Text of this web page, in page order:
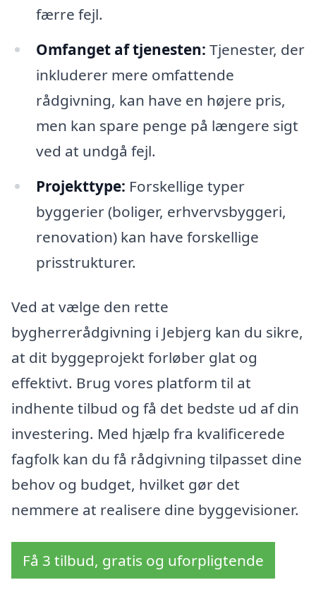
færre fejl.
Omfanget af tjenesten: Tjenester, der
inkluderer mere omfattende
rådgivning, kan have en højere pris,
men kan spare penge på længere sigt
ved at undgå fejl.
Projekttype: Forskellige typer
byggerier (boliger, erhvervsbyggeri,
renovation) kan have forskellige
prisstrukturer.
Ved at vælge den rette
bygherrerådgivning i Jebjerg kan du sikre,
at dit byggeprojekt forløber glat og
effektivt. Brug vores platform til at
indhente tilbud og få det bedste ud af din
investering. Med hjælp fra kvalificerede
fagfolk kan du få rådgivning tilpasset dine
behov og budget, hvilket gør det
nemmere at realisere dine byggevisioner.
Få 3 tilbud, gratis og uforpligtende